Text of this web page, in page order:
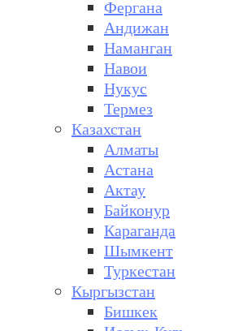
Фергана
Андижан
Наманган
Навои
Нукус
Термез
Казахстан
Алматы
Астана
Актау
Байконур
Караганда
Шымкент
Туркестан
Кыргызстан
Бишкек